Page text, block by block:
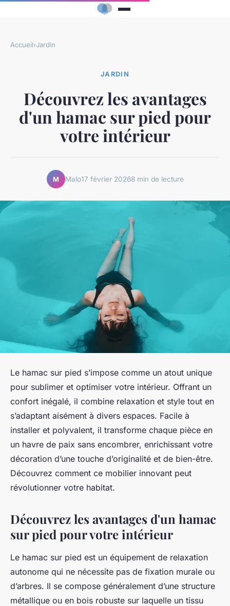
Accueil›Jardin
JARDIN
Découvrez les avantages
d'un hamac sur pied pour
votre intérieur
M Malo17 février 20268 min de lecture
Le hamac sur pied s’impose comme un atout unique
pour sublimer et optimiser votre intérieur. Offrant un
confort inégalé, il combine relaxation et style tout en
s’adaptant aisément à divers espaces. Facile à
installer et polyvalent, il transforme chaque pièce en
un havre de paix sans encombrer, enrichissant votre
décoration d’une touche d’originalité et de bien-être.
Découvrez comment ce mobilier innovant peut
révolutionner votre habitat.
Découvrez les avantages d'un hamac
sur pied pour votre intérieur
Le hamac sur pied est un équipement de relaxation
autonome qui ne nécessite pas de fixation murale ou
d’arbres. Il se compose généralement d’une structure
métallique ou en bois robuste sur laquelle un tissu